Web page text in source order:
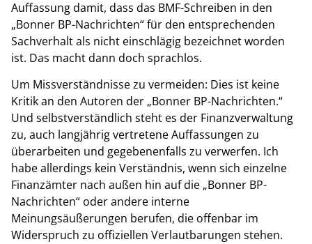
Auffassung damit, dass das BMF-Schreiben in den
„Bonner BP-Nachrichten“ für den entsprechenden
Sachverhalt als nicht einschlägig bezeichnet worden
ist. Das macht dann doch sprachlos.
Um Missverständnisse zu vermeiden: Dies ist keine
Kritik an den Autoren der „Bonner BP-Nachrichten.“
Und selbstverständlich steht es der Finanzverwaltung
zu, auch langjährig vertretene Auffassungen zu
überarbeiten und gegebenenfalls zu verwerfen. Ich
habe allerdings kein Verständnis, wenn sich einzelne
Finanzämter nach außen hin auf die „Bonner BP-
Nachrichten“ oder andere interne
Meinungsäußerungen berufen, die offenbar im
Widerspruch zu offiziellen Verlautbarungen stehen.